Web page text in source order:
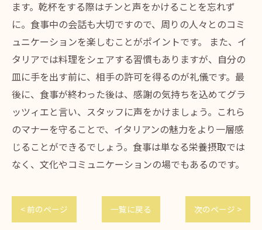
ます。乾杯をする際はチンと声をかけることを忘れず
に。食事中の会話も大切ですので、周りの人々とのコミ
ュニケーションを楽しむことがポイントです。 また、イ
タリアでは料理をシェアする習慣もありますが、自分の
皿に手を出す前に、相手の許可を得るのが礼儀です。最
後に、食事が終わった後は、感謝の気持ちを込めてグラ
ッツィエと言い、スタッフに声をかけましょう。これら
のマナーを守ることで、イタリアンの魅力をより一層感
じることができるでしょう。食事は単なる栄養摂取では
なく、文化やコミュニケーションの場でもあるのです。
< 前のページ 一覧に戻る 次のページ >